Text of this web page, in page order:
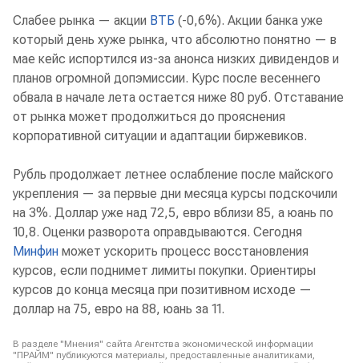
Слабее рынка — акции ВТБ (-0,6%). Акции банка уже
который день хуже рынка, что абсолютно понятно — в
мае кейс испортился из-за анонса низких дивидендов и
планов огромной допэмиссии. Курс после весеннего
обвала в начале лета остается ниже 80 руб. Отставание
от рынка может продолжиться до прояснения
корпоративной ситуации и адаптации биржевиков.
Рубль продолжает летнее ослабление после майского
укрепления — за первые дни месяца курсы подскочили
на 3%. Доллар уже над 72,5, евро вблизи 85, а юань по
10,8. Оценки разворота оправдываются. Сегодня
Минфин может ускорить процесс восстановления
курсов, если поднимет лимиты покупки. Ориентиры
курсов до конца месяца при позитивном исходе —
доллар на 75, евро на 88, юань за 11.
В разделе "Мнения" сайта Агентства экономической информации
"ПРАЙМ" публикуются материалы, предоставленные аналитиками,